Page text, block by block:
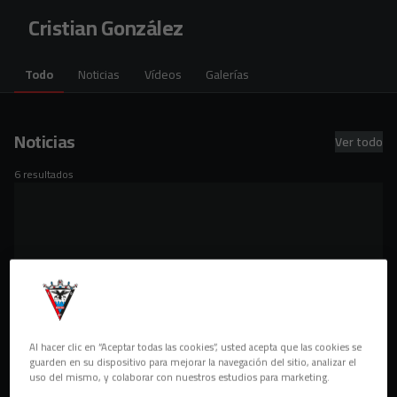
Cristian González
Todo Noticias Vídeos Galerías
Noticias Ver todo
6 resultados
Al hacer clic en “Aceptar todas las cookies”, usted acepta que las cookies se
guarden en su dispositivo para mejorar la navegación del sitio, analizar el
uso del mismo, y colaborar con nuestros estudios para marketing.